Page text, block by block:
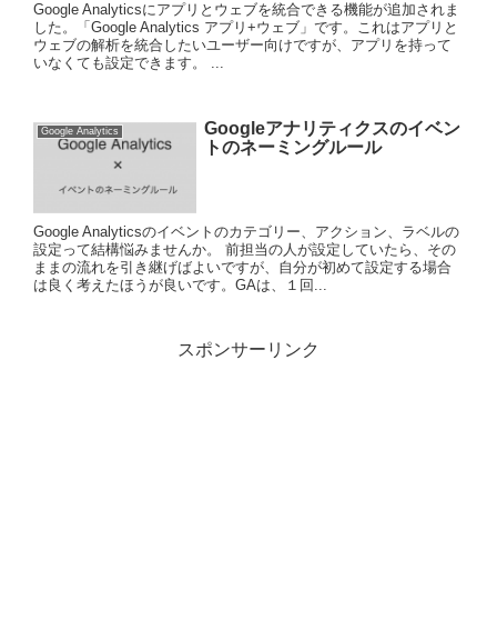
Google Analyticsにアプリとウェブを統合できる機能が追加されま
した。「Google Analytics アプリ+ウェブ」です。これはアプリと
ウェブの解析を統合したいユーザー向けですが、アプリを持って
いなくても設定できます。 ...
Google Analytics
Googleアナリティクスのイベン
トのネーミングルール
Google Analyticsのイベントのカテゴリー、アクション、ラベルの
設定って結構悩みませんか。 前担当の人が設定していたら、その
ままの流れを引き継げばよいですが、自分が初めて設定する場合
は良く考えたほうが良いです。GAは、１回...
スポンサーリンク